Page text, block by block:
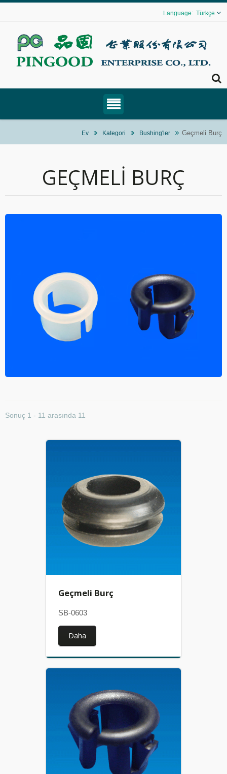
Türkçe
Ev Kategori Bushing'ler Geçmeli Burç
GEÇMELI BURÇ
Sonuç 1 - 11 arasında 11
Geçmeli Burç
SB-0603
Daha